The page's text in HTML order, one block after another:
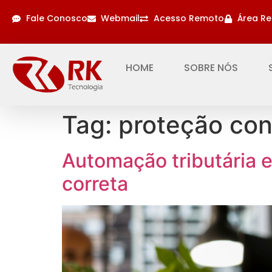
Fale Conosco Webmail Acesso Remoto Área
HOME SOBRE NÓS
Tag: proteção
Automação tributária
correta